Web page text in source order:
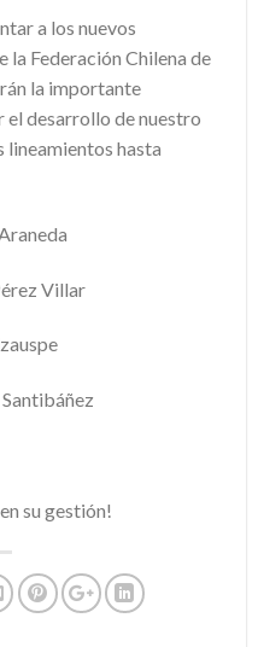
a los nuevos
Federación Chilena de
la importante
desarrollo de nuestro
lineamientos hasta
Villar
su gestión!